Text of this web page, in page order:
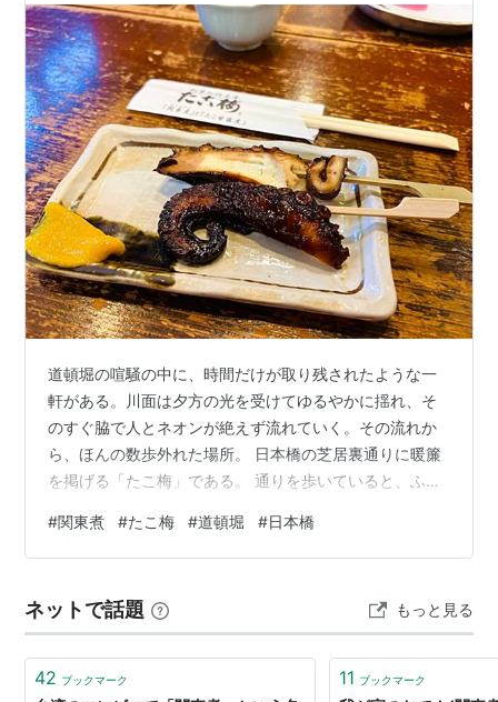
道頓堀の喧騒の中に、時間だけが取り残されたような一
軒がある。川面は夕方の光を受けてゆるやかに揺れ、そ
のすぐ脇で人とネオンが絶えず流れていく。その流れか
ら、ほんの数歩外れた場所。 日本橋の芝居裏通りに暖簾
を掲げる「たこ梅」である。 通りを歩いていると、ふと
勝負している店構えが現れる。瓦屋根、格子戸、そして
深い色の暖簾。赤い提灯が、ほんの少しだけ揺れてい
美味しそうな匂いがふわりと鼻をくすぐる。急いでいた
はずなのに、その香りだけで足が止まる。ここから先
は、胃袋だけではなく、時間の感覚まで店に引き込ま
れ…
#関東煮 #たこ梅 #道頓堀 #日本橋
ネットで話題 もっと見る
42 ブックマーク 11 ブックマーク